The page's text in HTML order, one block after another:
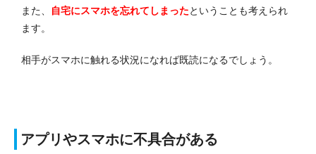
また、 自宅にスマホを忘れてしまったということも考えられ
ます。
相手がスマホに触れる状況になれば既読になるでしょう。
アプリやスマホに不具合がある